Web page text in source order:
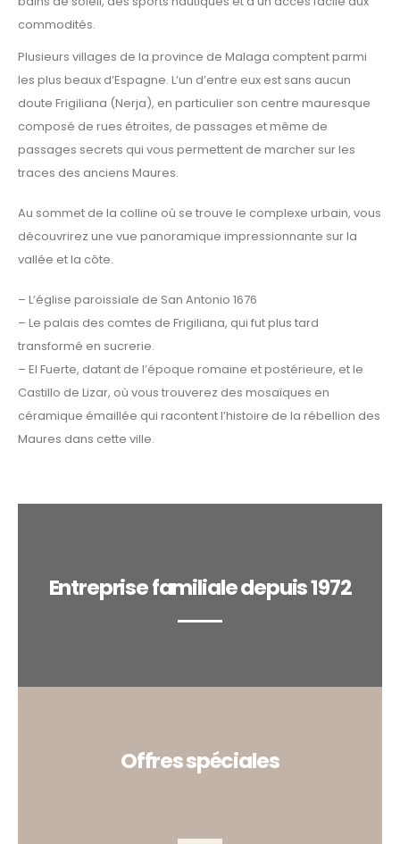
commodités.
Plusieurs villages de la province de Malaga comptent parmi
les plus beaux d’Espagne. L’un d’entre eux est sans aucun
doute Frigiliana (Nerja), en particulier son centre mauresque
composé de rues étroites, de passages et même de
passages secrets qui vous permettent de marcher sur les
traces des anciens Maures.
Au sommet de la colline où se trouve le complexe urbain, vous
découvrirez une vue panoramique impressionnante sur la
vallée et la côte.
– L’église paroissiale de San Antonio 1676
– Le palais des comtes de Frigiliana, qui fut plus tard
transformé en sucrerie.
– El Fuerte, datant de l’époque romaine et postérieure, et le
Castillo de Lizar, où vous trouverez des mosaïques en
céramique émaillée qui racontent l’histoire de la rébellion des
Maures dans cette ville.
Entreprise familiale depuis 1972
Offres spéciales